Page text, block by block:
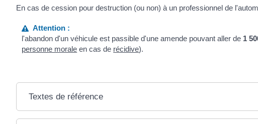
En cas de cession pour destruction (ou non) à un professionnel de
Attention :
l'abandon d'un véhicule est passible d'une amende pouvant aller de 1
personne morale en cas de récidive).
Textes de référence